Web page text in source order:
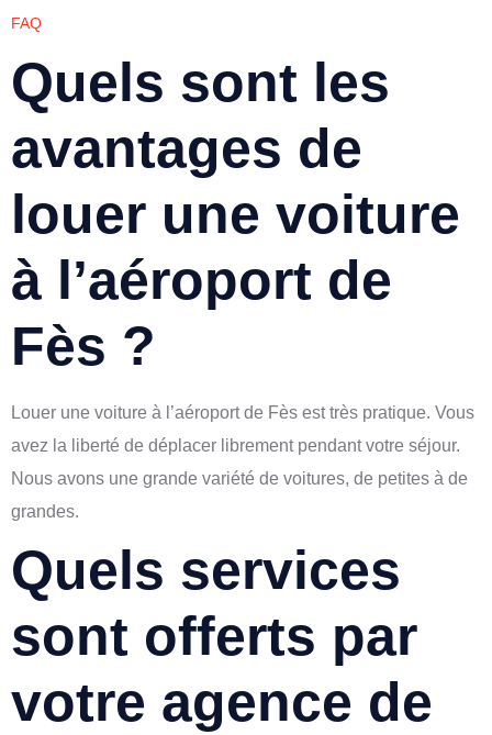
FAQ
Quels sont les
avantages de
louer une voiture
à l’aéroport de
Fès ?
Louer une voiture à l’aéroport de Fès est très pratique. Vous
avez la liberté de déplacer librement pendant votre séjour.
Nous avons une grande variété de voitures, de petites à de
grandes.
Quels services
sont offerts par
votre agence de